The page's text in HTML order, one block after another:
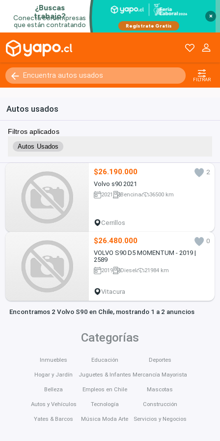
×
FILTRAR
Autos usados
Filtros aplicados
Autos Usados
$26.190.000
2
Volvo s90 2021
2021 Bencina 36500 km
Cerrillos
$26.480.000
0
VOLVO S90 D5 MOMENTUM - 2019 |
2589
2019 Diesel 21984 km
Vitacura
Encontramos 2 Volvo S90 en Chile, mostrando 1 a 2 anuncios
Categorías
Inmuebles
Hogar y Jardín
Belleza
Autos y Vehículos
Yates & Barcos
Educación
Juguetes & Infantes
Empleos en Chile
Tecnología
Música Moda Arte
Deportes
Mercancía Mayorista
Mascotas
Construcción
Servicios y Negocios